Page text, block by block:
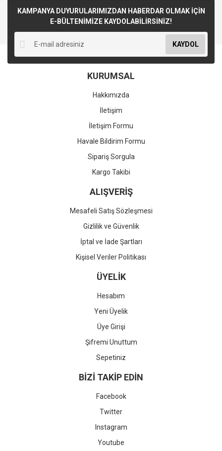
KAMPANYA DUYURULARIMIZDAN HABERDAR OLMAK İÇİN
E-BÜLTENİMİZE KAYDOLABİLİRSİNİZ!
KAYDOL
KURUMSAL
Hakkımızda
İletişim
İletişim Formu
Havale Bildirim Formu
Sipariş Sorgula
Kargo Takibi
ALIŞVERİŞ
Mesafeli Satış Sözleşmesi
Gizlilik ve Güvenlik
İptal ve İade Şartları
Kişisel Veriler Politikası
ÜYELİK
Hesabım
Yeni Üyelik
Üye Girişi
Şifremi Unuttum
Sepetiniz
BİZİ TAKİP EDİN
Facebook
Twitter
Instagram
Youtube